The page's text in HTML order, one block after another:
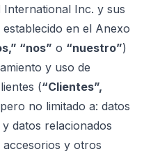
International Inc. y sus
en el Anexo
“nos” o “nuestro”)
y uso de
(“Clientes”,
no limitado a: datos
datos relacionados
y otros